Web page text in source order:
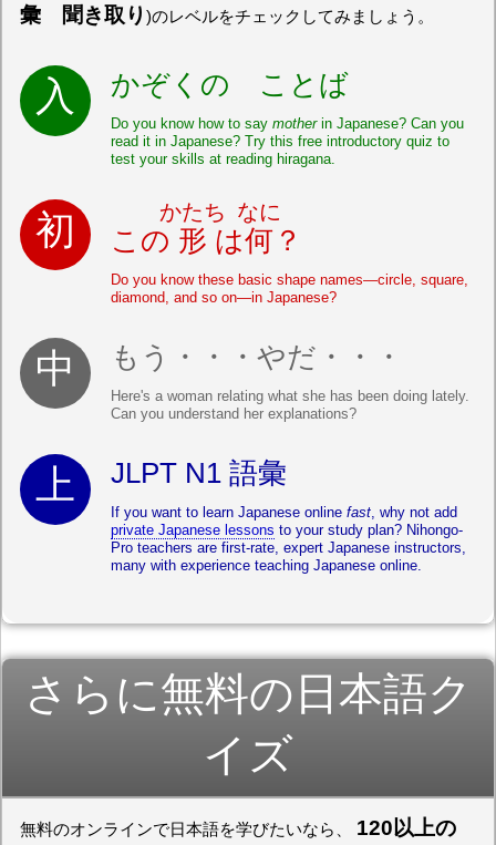
彙 聞き取り )のレベルをチェックしてみましょう。
かぞくの ことば
Do you know how to say motherin Japanese? Can you
read it in Japanese? Try this free introductory quiz to
test your skills at reading hiragana.
この 形
かたち
は何
なに
？
Do you know these basic shape names—circle, square,
diamond, and so on—in Japanese?
もう・・・やだ・・・
Here's a woman relating what she has been doing lately.
Can you understand her explanations?
JLPT N1 語彙
If you want to learn Japanese online fast, why not add
private Japanese lessons to your study plan? Nihongo-
Pro teachers are first-rate, expert Japanese instructors,
many with experience teaching Japanese online.
さらに無料の日本語ク
イズ
無料のオンラインで日本語を学びたいなら、 120以上の